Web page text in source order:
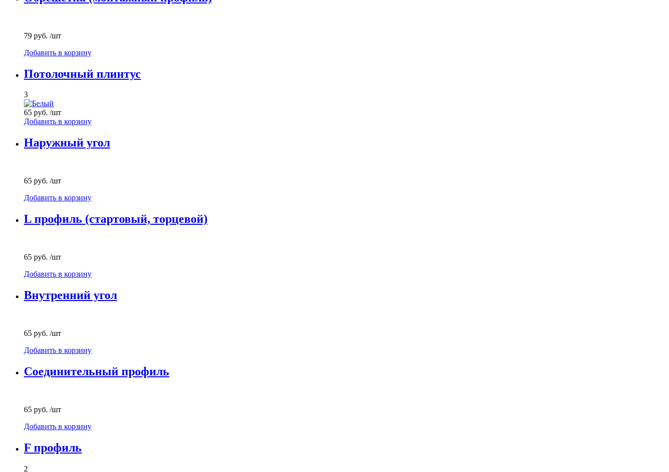
79 руб. /шт
Добавить в корзину
Потолочный плинтус
3
65 руб. /шт
Добавить в корзину
Наружный угол
65 руб. /шт
Добавить в корзину
L профиль (стартовый, торцевой)
65 руб. /шт
Добавить в корзину
Внутренний угол
65 руб. /шт
Добавить в корзину
Соединительный профиль
65 руб. /шт
Добавить в корзину
F профиль
2